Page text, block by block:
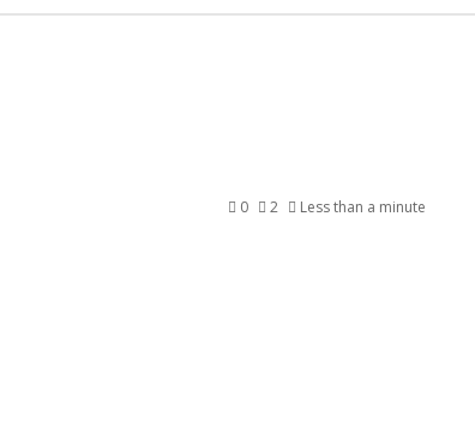
0 2 Less than a minute